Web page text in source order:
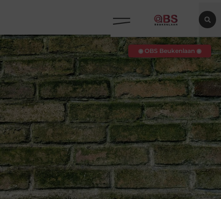
◉ OBS Beukenlaan ◉